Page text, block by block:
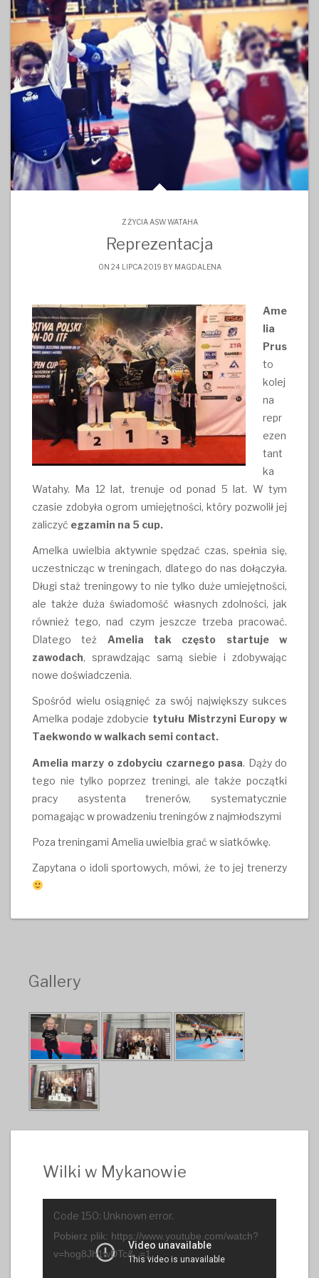
Z ŻYCIA ASW WATAHA
Reprezentacja
ON 24 LIPCA 2019 BY MAGDALENA
Ame
lia
Prus
to
kolej
na
repr
ezen
tant
ka
Watahy. Ma 12 lat, trenuje od ponad 5 lat. W tym
czasie zdobyła ogrom umiejętności, który pozwolił jej
zaliczyć egzamin na 5 cup.
Amelka uwielbia aktywnie spędzać czas, spełnia się,
uczestnicząc w treningach, dlatego do nas dołączyła.
Długi staż treningowy to nie tylko duże umiejętności,
ale także duża świadomość własnych zdolności, jak
również tego, nad czym jeszcze trzeba pracować.
Dlatego też Amelia tak często startuje w
zawodach, sprawdzając samą siebie i zdobywając
nowe doświadczenia.
Spośród wielu osiągnięć za swój największy sukces
Amelka podaje zdobycie tytułu Mistrzyni Europy w
Taekwondo w walkach semi contact.
Amelia marzy o zdobyciu czarnego pasa. Dąży do
tego nie tylko poprzez treningi, ale także początki
pracy asystenta trenerów, systematycznie
pomagając w prowadzeniu treningów z najmłodszymi
Poza treningami Amelia uwielbia grać w siatkówkę.
Zapytana o idoli sportowych, mówi, że to jej trenerzy
Gallery
Wilki w Mykanowie
Code 150: Unknown error.
Pobierz plik: https://www.youtube.com/watch?
v=hog8Jh1wDTc&_=1